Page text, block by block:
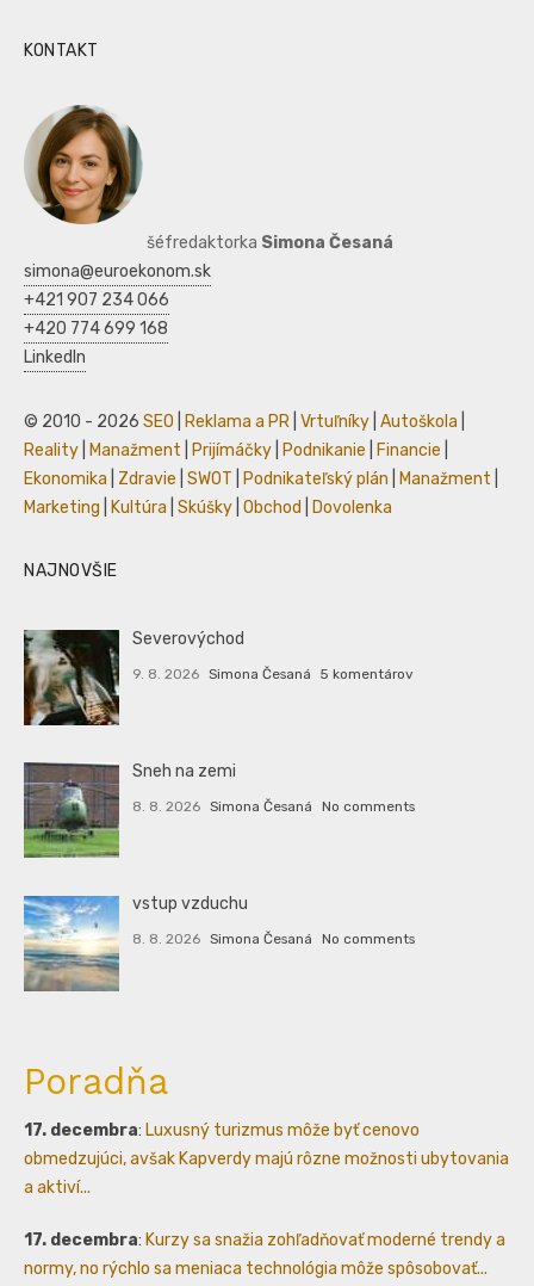
KONTAKT
šéfredaktorka Simona Česaná
simona@euroekonom.sk
+421 907 234 066
+420 774 699 168
LinkedIn
© 2010 - 2026 SEO Reklama a PR Vrtuľníky Autoškola
Reality
Manažment Prijímáčky Podnikanie Financie
Ekonomika
Zdravie SWOT Podnikateľský plán Manažment
Marketing
Kultúra Skúšky Obchod Dovolenka
NAJNOVŠIE
Severovýchod
9. 8. 2026 Simona Česaná 5 komentárov
Sneh na zemi
8. 8. 2026 Simona Česaná No comments
vstup vzduchu
8. 8. 2026 Simona Česaná No comments
Poradňa
17. decembra: Luxusný turizmus môže byť cenovo
obmedzujúci, avšak Kapverdy majú rôzne možnosti ubytovania
a aktiví...
17. decembra: Kurzy sa snažia zohľadňovať moderné trendy a
normy, no rýchlo sa meniaca technológia môže spôsobovať...